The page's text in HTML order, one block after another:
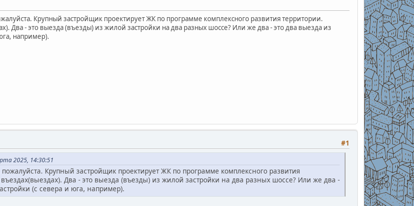
Крупный застройщик проектирует ЖК по программе комплексного развития территории.
Два - это выезда (въезды) из жилой застройки на два разных шоссе? Или же два - это два выезда из
например).
#1
2025, 14:30:51
Крупный застройщик проектирует ЖК по программе комплексного развития
Два - это выезда (въезды) из жилой застройки на два разных шоссе? Или же два -
(с севера и юга, например).